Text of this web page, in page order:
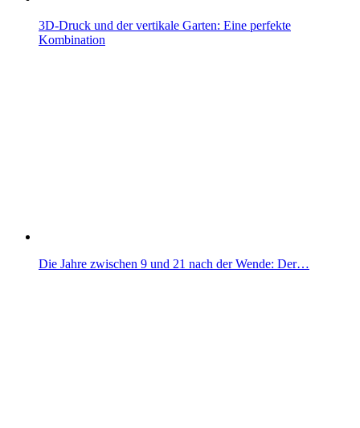
3D-Druck und der vertikale Garten: Eine perfekte
Kombination
Die Jahre zwischen 9 und 21 nach der Wende: Der…